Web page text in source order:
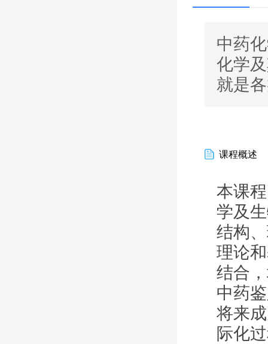
中药
化学
就是
课程概述
本课
学及
结构
理论
结合
中药
将来
际化